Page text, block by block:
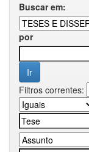
Buscar em:
por
Filtros correntes: